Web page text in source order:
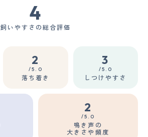
4
飼いやすさの総合評価
2
/5.0
落ち着き
3
/5.0
しつけやすさ
2
/5.0
鳴き声の
大きさや頻度